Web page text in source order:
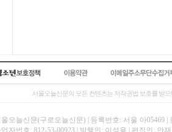
서울오늘신문의 모든 컨텐츠는 저작권법 보호를 받
울오늘신문(구로오늘신문) | 등록번호: 서울 아05469 |
업자번호: 812-53-00923 | 발행인: 이성용 | 편집인: 안